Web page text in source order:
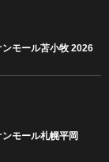
モール苫小牧 2026
モール札幌平岡